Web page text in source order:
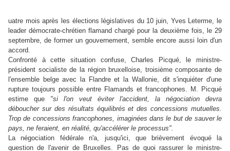
uatre mois après les élections législatives du 10 juin, Yves Leterme, le
leader démocrate-chrétien flamand chargé pour la deuxième fois, le 29
septembre, de former un gouvernement, semble encore aussi loin d'un
accord.
Confronté à cette situation confuse, Charles Picqué, le ministre-
président socialiste de la région bruxelloise, troisième composante de
l'ensemble belge avec la Flandre et la Wallonie, dit s'inquiéter d'une
rupture toujours possible entre Flamands et francophones. M. Picqué
estime que "si l'on veut éviter l'accident, la négociation devra
déboucher sur des résultats équilibrés et des concessions mutuelles.
Trop de concessions francophones, imaginées dans le but de sauver le
pays, ne feraient, en réalité, qu'accélérer le processus".
La négociation fédérale n'a, jusqu'ici, que brièvement évoqué la
question de l'avenir de Bruxelles. Pas de quoi rassurer le ministre-